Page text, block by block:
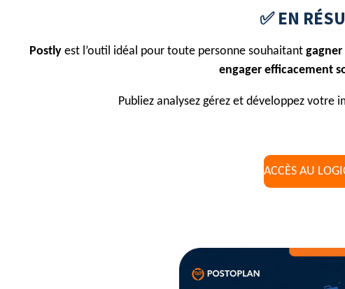
✅ EN
Postly est l’outil idéal pour toute personne souhaitant gagner
engager efficacement
Publiez analysez gérez et développez votre
ACCÈS AU